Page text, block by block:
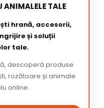
ANIMALELE TALE
hrană, accesorii,
și soluții
tale.
descoperă produse
rozătoare și animale
online.